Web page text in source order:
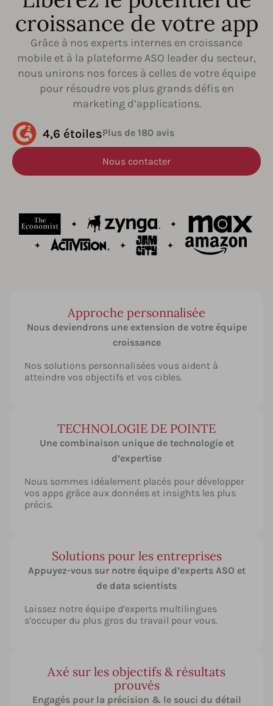
croissance de votre app
Grâce à nos experts internes en croissance
mobile et à la plateforme ASO leader du secteur,
nous unirons nos forces à celles de votre équipe
pour résoudre vos plus grands défis en
marketing d’applications.
4,6 étoilesPlus de 180 avis
Nous contacter
Approche personnalisée
Nous deviendrons une extension de votre équipe
croissance
Nos solutions personnalisées vous aident à
atteindre vos objectifs et vos cibles.
TECHNOLOGIE DE POINTE
Une combinaison unique de technologie et
d’expertise
Nous sommes idéalement placés pour développer
vos apps grâce aux données et insights les plus
précis.
Solutions pour les entreprises
Appuyez-vous sur notre équipe d’experts ASO et
de data scientists
Laissez notre équipe d’experts multilingues
s’occuper du plus gros du travail pour vous.
Axé sur les objectifs & résultats
prouvés
Engagés pour la précision & le souci du détail